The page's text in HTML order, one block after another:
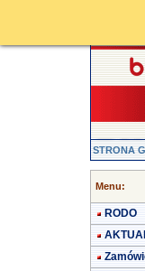
STRONA
Menu:
RODO